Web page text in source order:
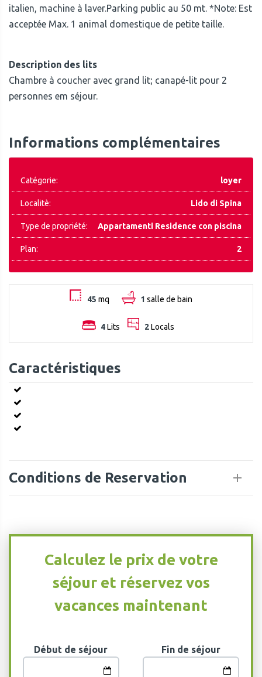
italien, machine à laver.Parking public au 50 mt. *Note: Est
acceptée Max. 1 animal domestique de petite taille.
Description des lits
Chambre à coucher avec grand lit; canapé-lit pour 2
personnes em séjour.
Informations complémentaires
Catégorie: loyer
Localitè: Lido di Spina
Type de propriété: Appartamenti Residence con piscina
Plan: 2
45 mq 1 salle de bain
4Lits 2Locals
Caractéristiques
Conditions de Reservation
Calculez le prix de votre
séjour et réservez vos
vacances maintenant
Début de séjour Fin de séjour